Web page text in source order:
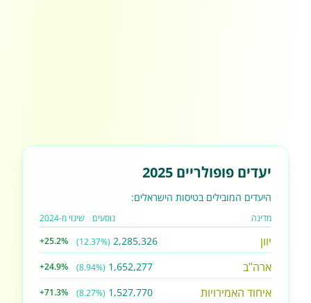
יעדים פופולריים 2025
היעדים המובילים בטיסות הישראלים:
מדינה נוסעים שינוי מ-2024
יוון 2,285,326
(12.37%)
+25.2%
ארה"ב 1,652,277
(8.94%)
+24.9%
איחוד האמירויות 1,527,770
(8.27%)
+71.3%